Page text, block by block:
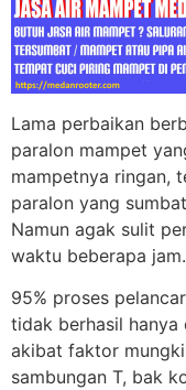
Lama perbaikan
paralon mampet
mampetnya ringan,
paralon yang
Namun agak sulit
waktu beberapa jam.
95% proses
tidak berhasil hanya
akibat faktor
sambungan T, bak